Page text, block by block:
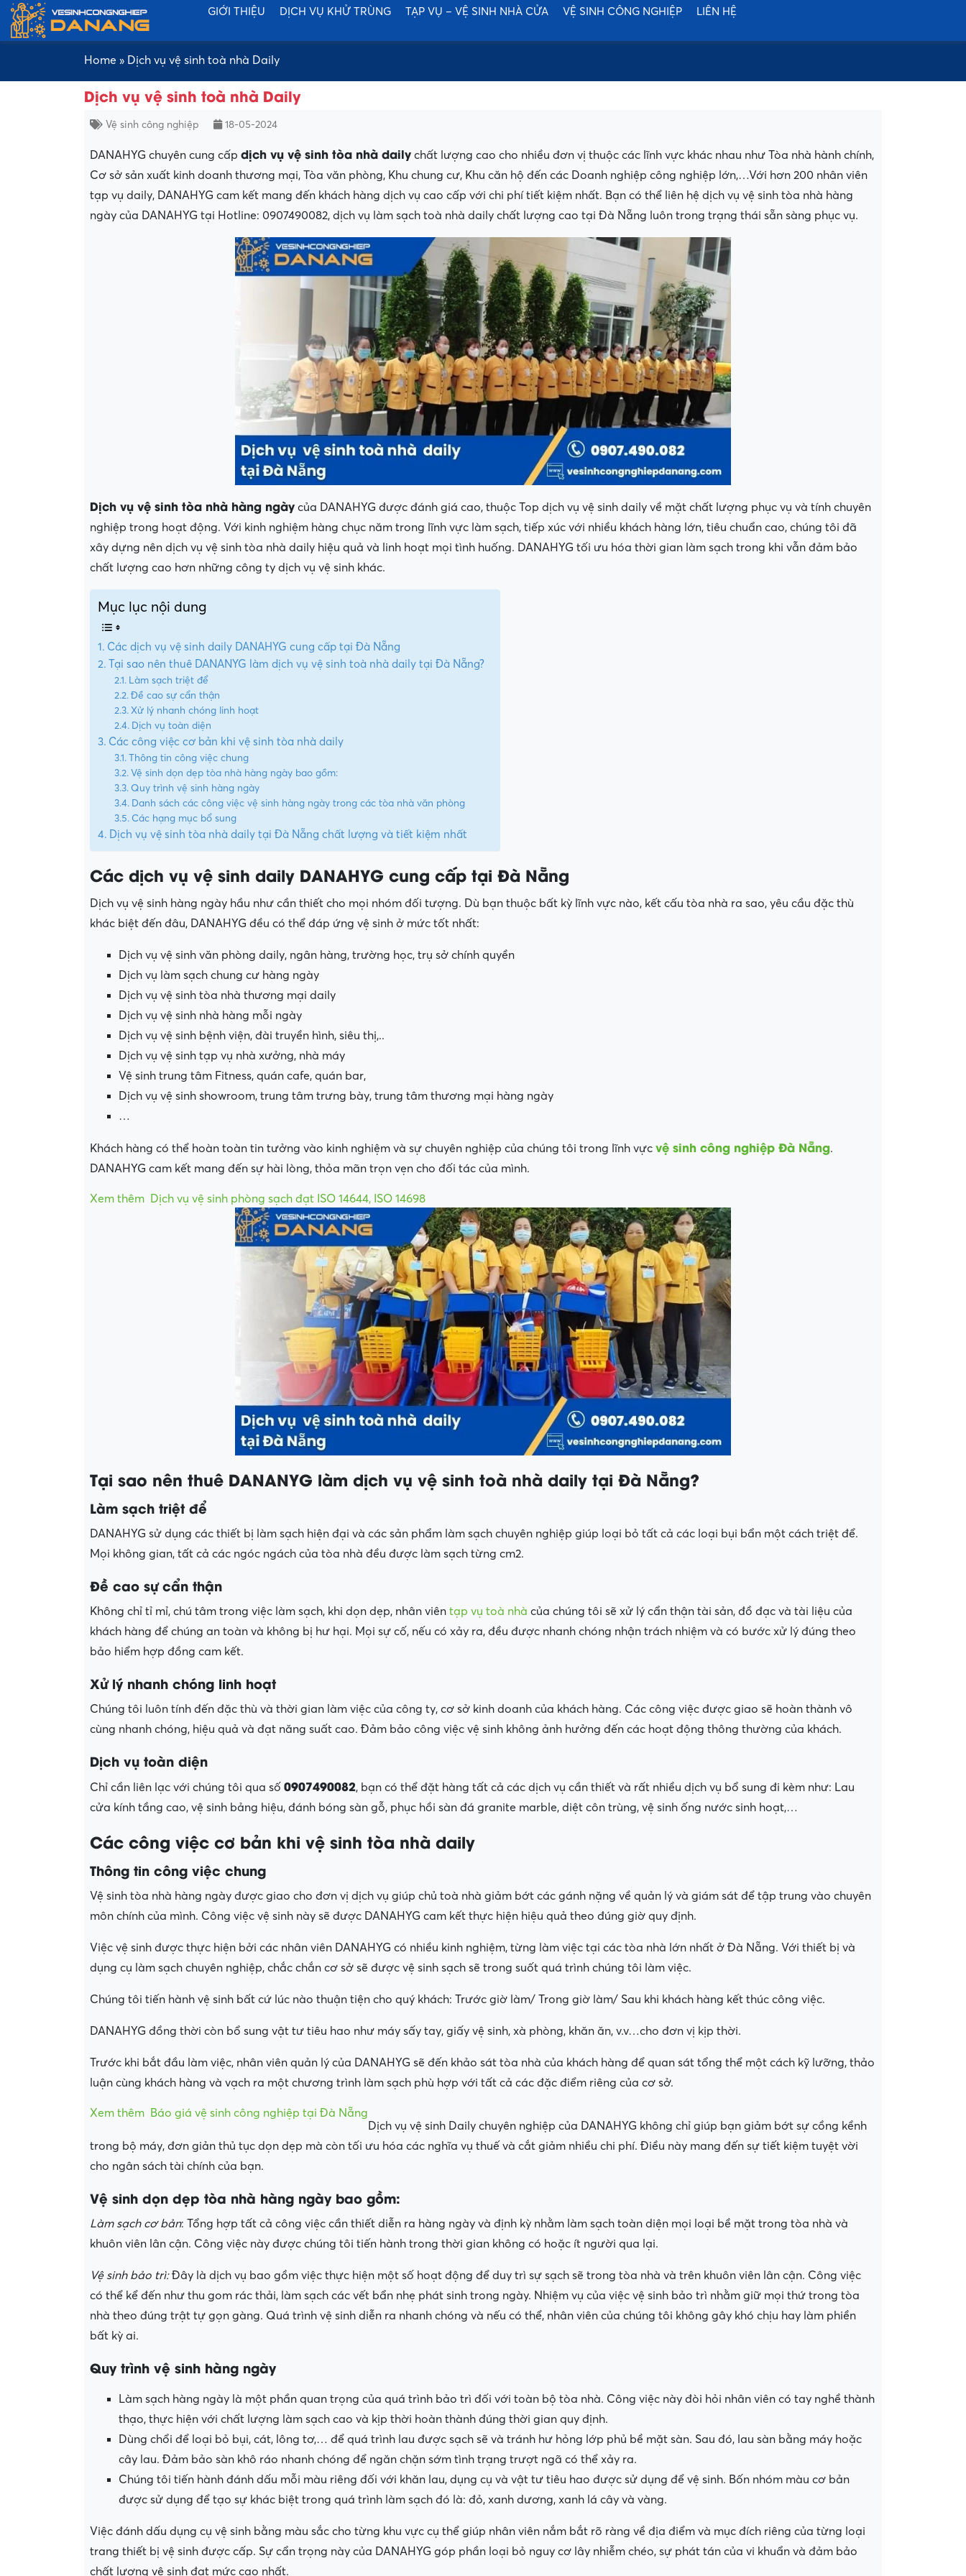
GIỚI THIỆU DỊCH VỤ KHỬ TRÙNG TẠP VỤ – VỆ SINH NHÀ CỬA VỆ SINH CÔNG NGHIỆP LIÊN HỆ
Home » Dịch vụ vệ sinh toà nhà Daily
Dịch vụ vệ sinh toà nhà Daily
Vệ sinh công nghiệp 18-05-2024
DANAHYG chuyên cung cấp dịch vụ vệ sinh tòa nhà daily chất lượng cao cho nhiều đơn vị thuộc các lĩnh vực khác nhau như Tòa nhà hành chính,
Cơ sở sản xuất kinh doanh thương mại, Tòa văn phòng, Khu chung cư, Khu căn hộ đến các Doanh nghiệp công nghiệp lớn,…Với hơn 200 nhân viên
tạp vụ daily, DANAHYG cam kết mang đến khách hàng dịch vụ cao cấp với chi phí tiết kiệm nhất. Bạn có thể liên hệ dịch vụ vệ sinh tòa nhà hàng
ngày của DANAHYG tại Hotline: 0907490082, dịch vụ làm sạch toà nhà daily chất lượng cao tại Đà Nẵng luôn trong trạng thái sẵn sàng phục vụ.
Dịch vụ vệ sinh tòa nhà hàng ngày của DANAHYG được đánh giá cao, thuộc Top dịch vụ vệ sinh daily về mặt chất lượng phục vụ và tính chuyên
nghiệp trong hoạt động. Với kinh nghiệm hàng chục năm trong lĩnh vực làm sạch, tiếp xúc với nhiều khách hàng lớn, tiêu chuẩn cao, chúng tôi đã
xây dựng nên dịch vụ vệ sinh tòa nhà daily hiệu quả và linh hoạt mọi tình huống. DANAHYG tối ưu hóa thời gian làm sạch trong khi vẫn đảm bảo
chất lượng cao hơn những công ty dịch vụ vệ sinh khác.
Mục lục nội dung
Các dịch vụ vệ sinh daily DANAHYG cung cấp tại Đà Nẵng
Tại sao nên thuê DANANYG làm dịch vụ vệ sinh toà nhà daily tại Đà Nẵng?
Làm sạch triệt để
Đề cao sự cẩn thận
Xử lý nhanh chóng linh hoạt
Dịch vụ toàn diện
Các công việc cơ bản khi vệ sinh tòa nhà daily
Thông tin công việc chung
Vệ sinh dọn dẹp tòa nhà hàng ngày bao gồm:
Quy trình vệ sinh hàng ngày
Danh sách các công việc vệ sinh hàng ngày trong các tòa nhà văn phòng
Các hạng mục bổ sung
Dịch vụ vệ sinh tòa nhà daily tại Đà Nẵng chất lượng và tiết kiệm nhất
Các dịch vụ vệ sinh daily DANAHYG cung cấp tại Đà Nẵng
Dịch vụ vệ sinh hàng ngày hầu như cần thiết cho mọi nhóm đối tượng. Dù bạn thuộc bất kỳ lĩnh vực nào, kết cấu tòa nhà ra sao, yêu cầu đặc thù
khác biệt đến đâu, DANAHYG đều có thể đáp ứng vệ sinh ở mức tốt nhất:
Dịch vụ vệ sinh văn phòng daily, ngân hàng, trường học, trụ sở chính quyền
Dịch vụ làm sạch chung cư hàng ngày
Dịch vụ vệ sinh tòa nhà thương mại daily
Dịch vụ vệ sinh nhà hàng mỗi ngày
Dịch vụ vệ sinh bệnh viện, đài truyền hình, siêu thị,..
Dịch vụ vệ sinh tạp vụ nhà xưởng, nhà máy
Vệ sinh trung tâm Fitness, quán cafe, quán bar,
Dịch vụ vệ sinh showroom, trung tâm trưng bày, trung tâm thương mại hàng ngày
…
Khách hàng có thể hoàn toàn tin tưởng vào kinh nghiệm và sự chuyên nghiệp của chúng tôi trong lĩnh vực vệ sinh công nghiệp Đà Nẵng.
DANAHYG cam kết mang đến sự hài lòng, thỏa mãn trọn vẹn cho đối tác của mình.
Xem thêm Dịch vụ vệ sinh phòng sạch đạt ISO 14644, ISO 14698
Tại sao nên thuê DANANYG làm dịch vụ vệ sinh toà nhà daily tại Đà Nẵng?
Làm sạch triệt để
DANAHYG sử dụng các thiết bị làm sạch hiện đại và các sản phẩm làm sạch chuyên nghiệp giúp loại bỏ tất cả các loại bụi bẩn một cách triệt để.
Mọi không gian, tất cả các ngóc ngách của tòa nhà đều được làm sạch từng cm2.
Đề cao sự cẩn thận
Không chỉ tỉ mỉ, chú tâm trong việc làm sạch, khi dọn dẹp, nhân viên tạp vụ toà nhà của chúng tôi sẽ xử lý cẩn thận tài sản, đồ đạc và tài liệu của
khách hàng để chúng an toàn và không bị hư hại. Mọi sự cố, nếu có xảy ra, đều được nhanh chóng nhận trách nhiệm và có bước xử lý đúng theo
bảo hiểm hợp đồng cam kết.
Xử lý nhanh chóng linh hoạt
Chúng tôi luôn tính đến đặc thù và thời gian làm việc của công ty, cơ sở kinh doanh của khách hàng. Các công việc được giao sẽ hoàn thành vô
cùng nhanh chóng, hiệu quả và đạt năng suất cao. Đảm bảo công việc vệ sinh không ảnh hưởng đến các hoạt động thông thường của khách.
Dịch vụ toàn diện
Chỉ cần liên lạc với chúng tôi qua số 0907490082, bạn có thể đặt hàng tất cả các dịch vụ cần thiết và rất nhiều dịch vụ bổ sung đi kèm như: Lau
cửa kính tầng cao, vệ sinh bảng hiệu, đánh bóng sàn gỗ, phục hồi sàn đá granite marble, diệt côn trùng, vệ sinh ống nước sinh hoạt,…
Các công việc cơ bản khi vệ sinh tòa nhà daily
Thông tin công việc chung
Vệ sinh tòa nhà hàng ngày được giao cho đơn vị dịch vụ giúp chủ toà nhà giảm bớt các gánh nặng về quản lý và giám sát để tập trung vào chuyên
môn chính của mình. Công việc vệ sinh này sẽ được DANAHYG cam kết thực hiện hiệu quả theo đúng giờ quy định.
Việc vệ sinh được thực hiện bởi các nhân viên DANAHYG có nhiều kinh nghiệm, từng làm việc tại các tòa nhà lớn nhất ở Đà Nẵng. Với thiết bị và
dụng cụ làm sạch chuyên nghiệp, chắc chắn cơ sở sẽ được vệ sinh sạch sẽ trong suốt quá trình chúng tôi làm việc.
Chúng tôi tiến hành vệ sinh bất cứ lúc nào thuận tiện cho quý khách: Trước giờ làm/ Trong giờ làm/ Sau khi khách hàng kết thúc công việc.
DANAHYG đồng thời còn bổ sung vật tư tiêu hao như máy sấy tay, giấy vệ sinh, xà phòng, khăn ăn, v.v…cho đơn vị kịp thời.
Trước khi bắt đầu làm việc, nhân viên quản lý của DANAHYG sẽ đến khảo sát tòa nhà của khách hàng để quan sát tổng thể một cách kỹ lưỡng, thảo
luận cùng khách hàng và vạch ra một chương trình làm sạch phù hợp với tất cả các đặc điểm riêng của cơ sở.
Xem thêm Báo giá vệ sinh công nghiệp tại Đà Nẵng
Dịch vụ vệ sinh Daily chuyên nghiệp của DANAHYG không chỉ giúp bạn giảm bớt sự cồng kềnh
trong bộ máy, đơn giản thủ tục dọn dẹp mà còn tối ưu hóa các nghĩa vụ thuế và cắt giảm nhiều chi phí. Điều này mang đến sự tiết kiệm tuyệt vời
cho ngân sách tài chính của bạn.
Vệ sinh dọn dẹp tòa nhà hàng ngày bao gồm:
Làm sạch cơ bản: Tổng hợp tất cả công việc cần thiết diễn ra hàng ngày và định kỳ nhằm làm sạch toàn diện mọi loại bề mặt trong tòa nhà và
khuôn viên lân cận. Công việc này được chúng tôi tiến hành trong thời gian không có hoặc ít người qua lại.
Vệ sinh bảo trì:Đây là dịch vụ bao gồm việc thực hiện một số hoạt động để duy trì sự sạch sẽ trong tòa nhà và trên khuôn viên lân cận. Công việc
có thể kể đến như thu gom rác thải, làm sạch các vết bẩn nhẹ phát sinh trong ngày. Nhiệm vụ của việc vệ sinh bảo trì nhằm giữ mọi thứ trong tòa
nhà theo đúng trật tự gọn gàng. Quá trình vệ sinh diễn ra nhanh chóng và nếu có thể, nhân viên của chúng tôi không gây khó chịu hay làm phiền
bất kỳ ai.
Quy trình vệ sinh hàng ngày
Làm sạch hàng ngày là một phần quan trọng của quá trình bảo trì đối với toàn bộ tòa nhà. Công việc này đòi hỏi nhân viên có tay nghề thành
thạo, thực hiện với chất lượng làm sạch cao và kịp thời hoàn thành đúng thời gian quy định.
Dùng chổi để loại bỏ bụi, cát, lông tơ,… để quá trình lau được sạch sẽ và tránh hư hỏng lớp phủ bề mặt sàn. Sau đó, lau sàn bằng máy hoặc
cây lau. Đảm bảo sàn khô ráo nhanh chóng để ngăn chặn sớm tình trạng trượt ngã có thể xảy ra.
Chúng tôi tiến hành đánh dấu mỗi màu riêng đối với khăn lau, dụng cụ và vật tư tiêu hao được sử dụng để vệ sinh. Bốn nhóm màu cơ bản
được sử dụng để tạo sự khác biệt trong quá trình làm sạch đó là: đỏ, xanh dương, xanh lá cây và vàng.
Việc đánh dấu dụng cụ vệ sinh bằng màu sắc cho từng khu vực cụ thể giúp nhân viên nắm bắt rõ ràng về địa điểm và mục đích riêng của từng loại
trang thiết bị vệ sinh được cấp. Sự cẩn trọng này của DANAHYG góp phần loại bỏ nguy cơ lây nhiễm chéo, sự phát tán của vi khuẩn và đảm bảo
chất lượng vệ sinh đạt mức cao nhất.